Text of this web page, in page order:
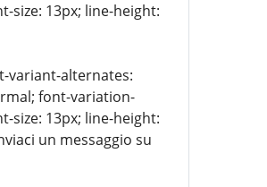
13px; line-height:
variant-alternates:
font-variation-
13px; line-height:
un messaggio su